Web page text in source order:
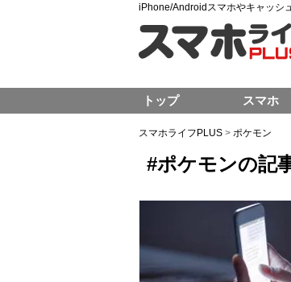
iPhone/Androidスマホやキャッシ
スマホライフPLUS > ポケモン
#ポケモンの記
トップ スマホ